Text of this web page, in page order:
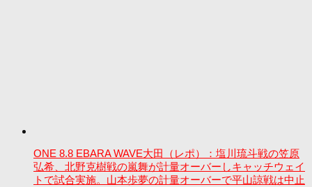
ONE 8.8 EBARA WAVE大田（レポ）：塩川琉斗戦の笠原
弘希、北野克樹戦の嵐舞が計量オーバーしキャッチウェイ
トで試合実施。山本歩夢の計量オーバーで平山諒戦は中止